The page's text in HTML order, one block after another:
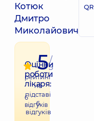
Котюк
Дмитро
Миколайович
QR
Оцінки
роботи
лікаря:
6
відгуків
5/
5
рейтинг
на
підставі
6
відгуків